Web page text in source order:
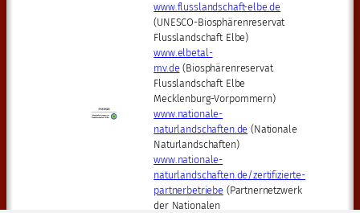
www.flusslandschaft-elbe.de
(UNESCO-Biosphärenreservat
Flusslandschaft Elbe)
www.elbetal-
mv.de (Biosphärenreservat
Flusslandschaft Elbe
Mecklenburg-Vorpommern)
www.nationale-
naturlandschaften.de (Nationale
Naturlandschaften)
www.nationale-
naturlandschaften.de/zertifizierte-
partnerbetriebe (Partnernetzwerk
der Nationalen